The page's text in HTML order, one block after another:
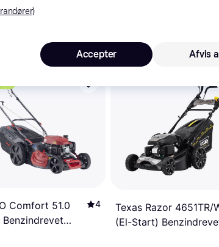
Comfort 51.0
Benzindrevet
4
Texas Razor 4651TR/
(El-Start)
Afvis
Accepter